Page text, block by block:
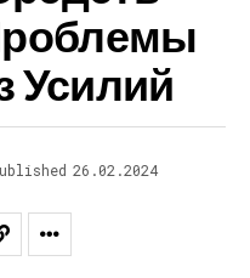
Усилий
26.02.2024